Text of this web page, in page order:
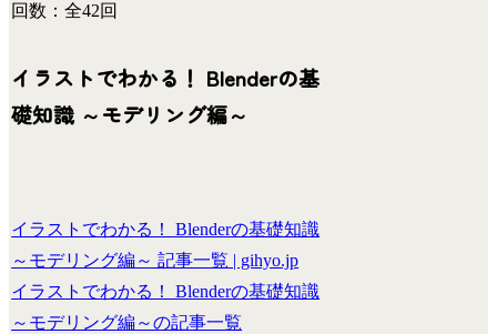
回数：全42回
イラストでわかる！ Blenderの基
礎知識 ～モデリング編～
イラストでわかる！ Blenderの基礎知識
～モデリング編～ 記事一覧 | gihyo.jp
イラストでわかる！ Blenderの基礎知識
～モデリング編～の記事一覧